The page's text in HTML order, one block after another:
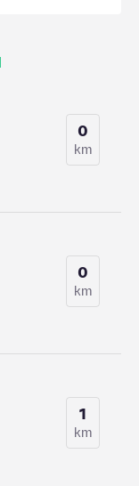
0
km
0
km
1
km